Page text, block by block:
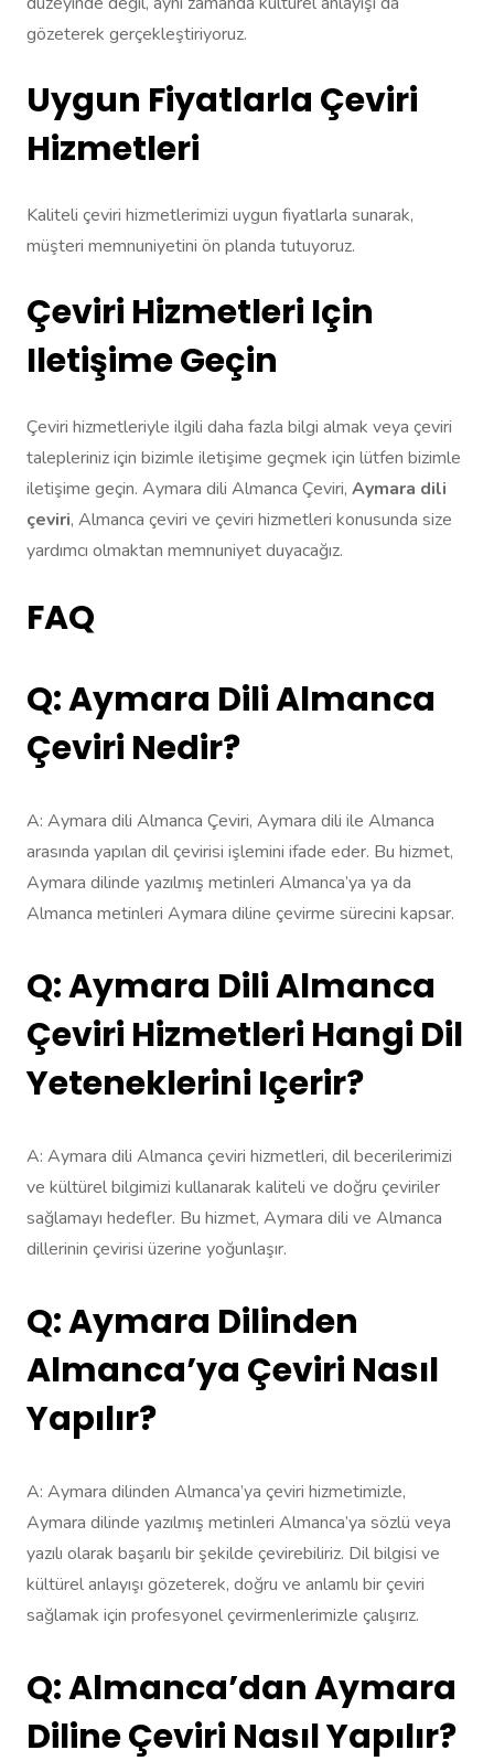
gözeterek gerçekleştiriyoruz.
Uygun Fiyatlarla Çeviri
Hizmetleri
Kaliteli çeviri hizmetlerimizi uygun fiyatlarla sunarak,
müşteri memnuniyetini ön planda tutuyoruz.
Çeviri Hizmetleri Için
Iletişime Geçin
Çeviri hizmetleriyle ilgili daha fazla bilgi almak veya çeviri
talepleriniz için bizimle iletişime geçmek için lütfen bizimle
iletişime geçin. Aymara dili Almanca Çeviri, Aymara dili
çeviri, Almanca çeviri ve çeviri hizmetleri konusunda size
yardımcı olmaktan memnuniyet duyacağız.
FAQ
Q: Aymara Dili Almanca
Çeviri Nedir?
A: Aymara dili Almanca Çeviri, Aymara dili ile Almanca
arasında yapılan dil çevirisi işlemini ifade eder. Bu hizmet,
Aymara dilinde yazılmış metinleri Almanca’ya ya da
Almanca metinleri Aymara diline çevirme sürecini kapsar.
Q: Aymara Dili Almanca
Çeviri Hizmetleri Hangi Dil
Yeteneklerini Içerir?
A: Aymara dili Almanca çeviri hizmetleri, dil becerilerimizi
ve kültürel bilgimizi kullanarak kaliteli ve doğru çeviriler
sağlamayı hedefler. Bu hizmet, Aymara dili ve Almanca
dillerinin çevirisi üzerine yoğunlaşır.
Q: Aymara Dilinden
Almanca’ya Çeviri Nasıl
Yapılır?
A: Aymara dilinden Almanca’ya çeviri hizmetimizle,
Aymara dilinde yazılmış metinleri Almanca’ya sözlü veya
yazılı olarak başarılı bir şekilde çevirebiliriz. Dil bilgisi ve
kültürel anlayışı gözeterek, doğru ve anlamlı bir çeviri
sağlamak için profesyonel çevirmenlerimizle çalışırız.
Q: Almanca’dan Aymara
Diline Çeviri Nasıl Yapılır?